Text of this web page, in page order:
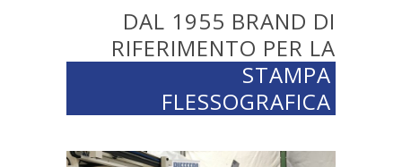
DAL 1955 BRAND DI
RIFERIMENTO PER LA
STAMPA
FLESSOGRAFICA